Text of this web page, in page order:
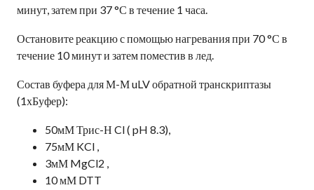
минут, затем при 37 °С в течение 1 часа.
Остановите реакцию с помощью нагревания при 70 °С в
течение 10 минут и затем поместив в лед.
Состав буфера для М-М uLV обратной транскриптазы
(1хБуфер):
50мМ Трис-Н Cl ( pH 8.3),
75мМ KCl ,
3мМ MgCl2 ,
10 мМ DTT